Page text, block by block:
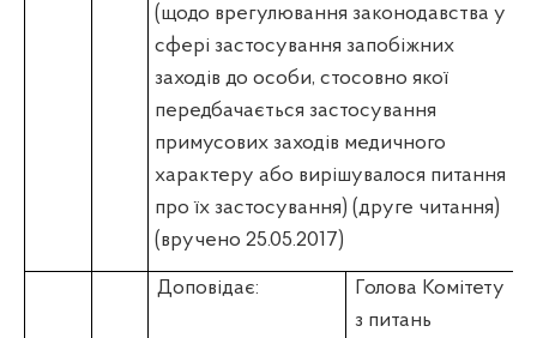
(щодо врегулювання законодавства у
сфері застосування запобіжних
заходів до особи, стосовно якої
передбачається застосування
примусових заходів медичного
характеру або вирішувалося питання
про їх застосування) (друге читання)
(вручено 25.05.2017)
Доповідає:
Голова Комітету
з питань